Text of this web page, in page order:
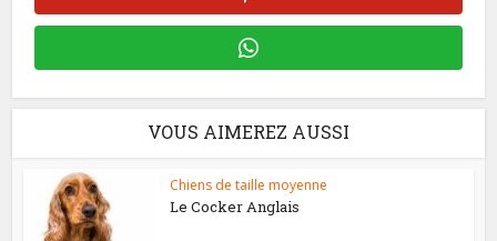
VOUS AIMEREZ AUSSI
Chiens de taille moyenne
Le Cocker Anglais